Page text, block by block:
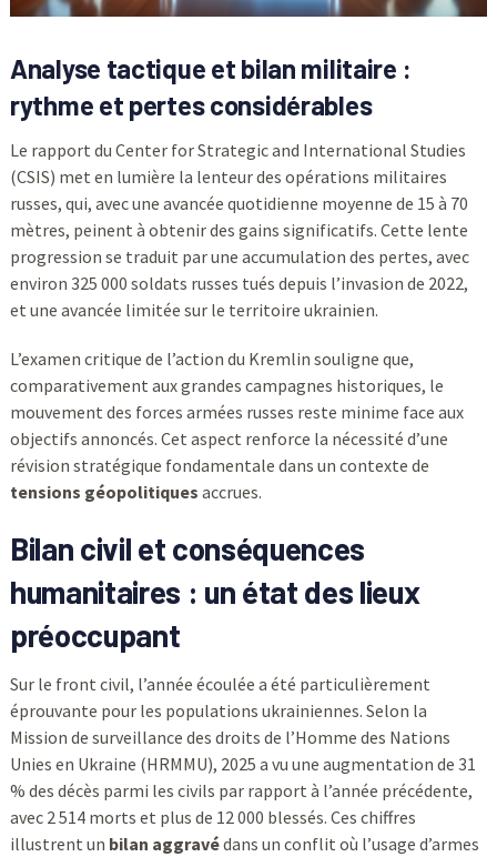
Analyse tactique et bilan militaire :
rythme et pertes considérables
Le rapport du Center for Strategic and International Studies
(CSIS) met en lumière la lenteur des opérations militaires
russes, qui, avec une avancée quotidienne moyenne de 15 à 70
mètres, peinent à obtenir des gains significatifs. Cette lente
progression se traduit par une accumulation des pertes, avec
environ 325 000 soldats russes tués depuis l’invasion de 2022,
et une avancée limitée sur le territoire ukrainien.
L’examen critique de l’action du Kremlin souligne que,
comparativement aux grandes campagnes historiques, le
mouvement des forces armées russes reste minime face aux
objectifs annoncés. Cet aspect renforce la nécessité d’une
révision stratégique fondamentale dans un contexte de
tensions géopolitiques accrues.
Bilan civil et conséquences
humanitaires : un état des lieux
préoccupant
Sur le front civil, l’année écoulée a été particulièrement
éprouvante pour les populations ukrainiennes. Selon la
Mission de surveillance des droits de l’Homme des Nations
Unies en Ukraine (HRMMU), 2025 a vu une augmentation de 31
% des décès parmi les civils par rapport à l’année précédente,
avec 2 514 morts et plus de 12 000 blessés. Ces chiffres
illustrent un bilan aggravédans un conflit où l’usage d’armes